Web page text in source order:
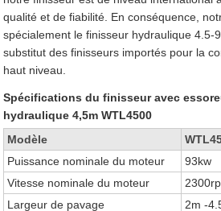
qualité et de fiabilité. En conséquence,
spécialement le finisseur hydraulique 4.5-
substitut des finisseurs importés pour la
haut niveau.
Spécifications du finisseur avec
hydraulique 4,5m WTL4500
Modèle
Puissance nominale du moteur
93kw
Vitesse nominale du moteur
Largeur de pavage
2m -